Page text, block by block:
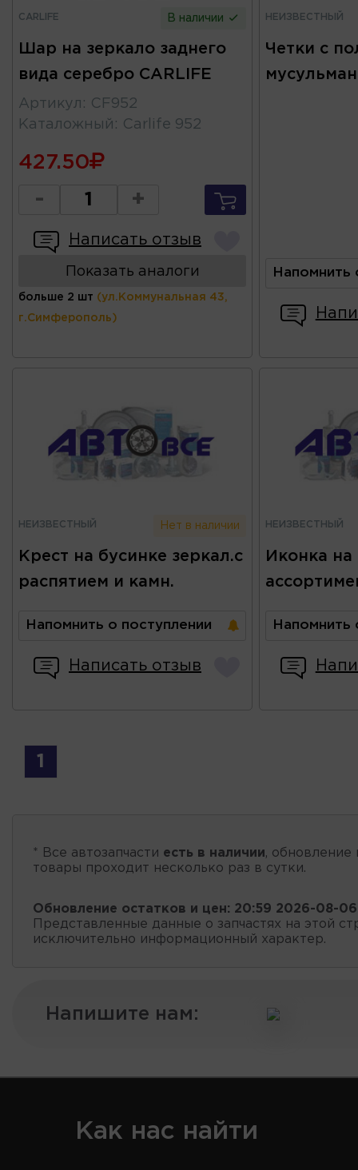
CARLIFE В наличии
Шар на зеркало заднего
вида серебро CARLIFE
Артикул : CF952
Каталожный : Carlife 952
427.50
- +
Написать отзыв
Показать аналоги
больше 2 шт (ул.Коммунальная 43,
г.Симферополь)
НЕИЗВЕСТНЫЙ
Четки с
Напомнить
НЕИЗВЕСТНЫЙ Нет в наличии
Крест на бусинке зеркал.с
распятием и камн.
Напомнить о поступлении
Написать отзыв
НЕИЗВЕСТНЫЙ
Иконка на
Напомнить
1
* Все автозапчасти есть в наличии, обновление
товары проходит несколько раз в сутки.
Обновление остатков и цен: 20:59 2026-08-06
Представленные данные о запчастях на этой
исключительно информационный характер.
Напишите нам:
Как нас найти